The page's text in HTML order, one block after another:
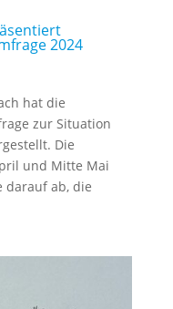
2024
hat die
zur Situation
Die
und Mitte Mai
darauf ab, die